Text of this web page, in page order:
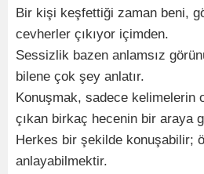
Bir kişi keşfettiği zaman beni,
cevherler çıkıyor içimden.
Sessizlik bazen anlamsız
bilene çok şey anlatır.
Konuşmak, sadece kelimelerin
çıkan birkaç hecenin bir araya
Herkes bir şekilde konuşabilir;
anlayabilmektir.